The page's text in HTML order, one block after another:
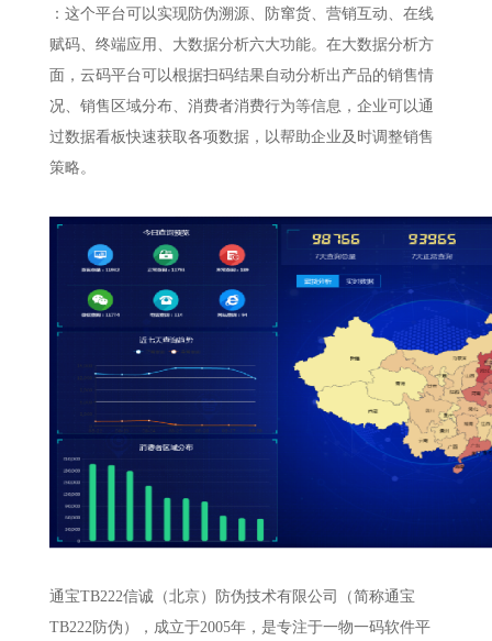
：这个平台可以实现防伪溯源、防窜货、营销互动、在线
赋码、终端应用、大数据分析六大功能。在大数据分析方
面，云码平台可以根据扫码结果自动分析出产品的销售情
况、销售区域分布、消费者消费行为等信息，企业可以通
过数据看板快速获取各项数据，以帮助企业及时调整销售
策略。
通宝TB222信诚（北京）防伪技术有限公司（简称通宝
TB222防伪），成立于2005年，是专注于一物一码软件平